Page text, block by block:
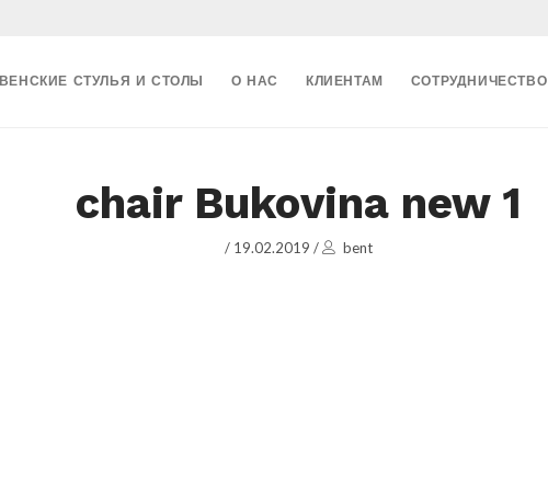
ВЕНСКИЕ СТУЛЬЯ И СТОЛЫ О НАС КЛИЕНТАМ СОТРУДНИЧЕСТВО
chair Bukovina new 1
/ 19.02.2019 / bent